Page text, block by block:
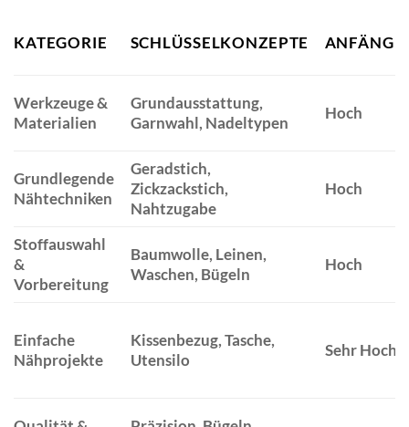
KATEGORIE SCHLÜSSELKONZEPTE
Werkzeuge &
Materialien
Grundausstattung,
Garnwahl, Nadeltypen
Hoch
Grundlegende
Nähtechniken
Geradstich,
Zickzackstich,
Nahtzugabe
Hoch
Stoffauswahl
&
Vorbereitung
Baumwolle, Leinen,
Waschen, Bügeln
Hoch
Einfache
Nähprojekte
Kissenbezug, Tasche,
Utensilo
Sehr Hoch